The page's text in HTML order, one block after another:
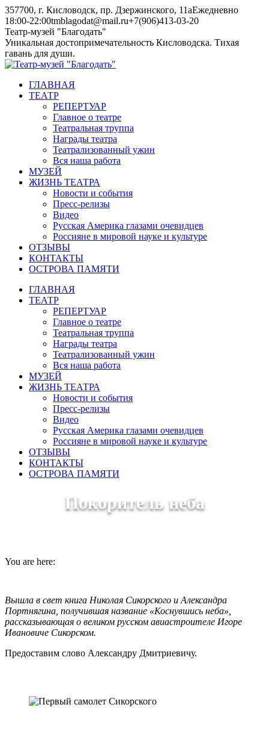
Skip
to
content
357700, г. Кисловодск, пр. Дзержинского, 11аЕжедневно
18:00-22:00tmblagodat@mail.ru+7(906)413-03-20
Instagram
page
opens
in
window
Telegram
page
opens
in
window
Театр-музей "Благодать"
Уникальная достопримечательность Кисловодска. Тихая
гавань для души.
ГЛАВНАЯ
ТЕАТР
РЕПЕРТУАР
Главное о театре
Театральная труппа
Награды театра
Театрализованный ужин
Вся наша работа
МУЗЕЙ
ЖИЗНЬ ТЕАТРА
Новости и события
Пресс-релизы
Видео
Русская Америка глазами очевидцев
Россияне в мировой науке и культуре
ОТЗЫВЫ
КОНТАКТЫ
ОСТРОВА ПАМЯТИ
ГЛАВНАЯ
ТЕАТР
РЕПЕРТУАР
Главное о театре
Театральная труппа
Награды театра
Театрализованный ужин
Вся наша работа
МУЗЕЙ
ЖИЗНЬ ТЕАТРА
Новости и события
Пресс-релизы
Видео
Русская Америка глазами очевидцев
Россияне в мировой науке и культуре
ОТЗЫВЫ
КОНТАКТЫ
ОСТРОВА ПАМЯТИ
Покоритель неба
You are here:
Вышла в свет книга Николая Сикорского и Александра
Портнягина, получившая название «Коснувшись неба»,
рассказывающая о великом русском авиастроителе Игоре
Ивановиче Сикорском.
Предоставим слово Александру Дмитриевичу.